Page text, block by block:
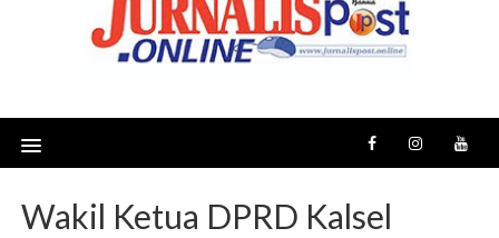
Wakil Ketua DPRD Kalsel